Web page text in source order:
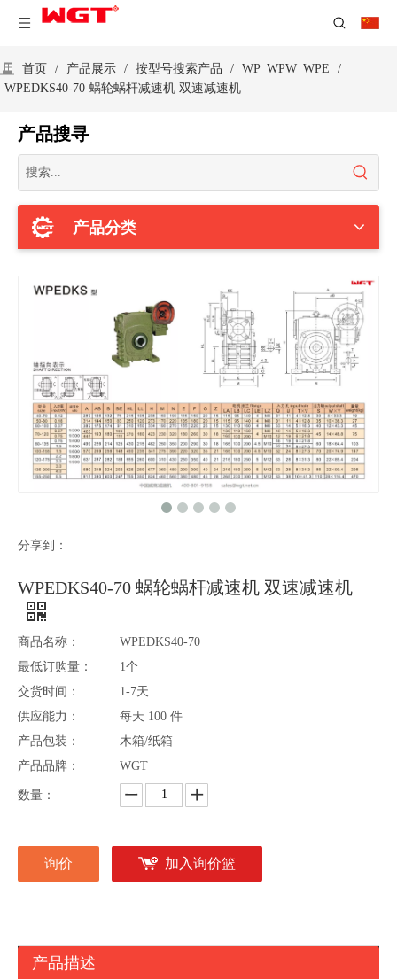
首页 / 产品展示 / 按型号搜索产品 / WP_WPW_WPE
/
WPEDKS40-70 蜗轮蜗杆减速机 双速减速机
产品搜寻
产品分类
分享到：
WPEDKS40-70 蜗轮蜗杆减速机 双速减速机
商品名称：
WPEDKS40-70
最低订购量：
1个
交货时间：
1-7天
供应能力：
每天 100 件
产品包装：
木箱/纸箱
产品品牌：
WGT
数量：
询价 加入询价篮
产品描述